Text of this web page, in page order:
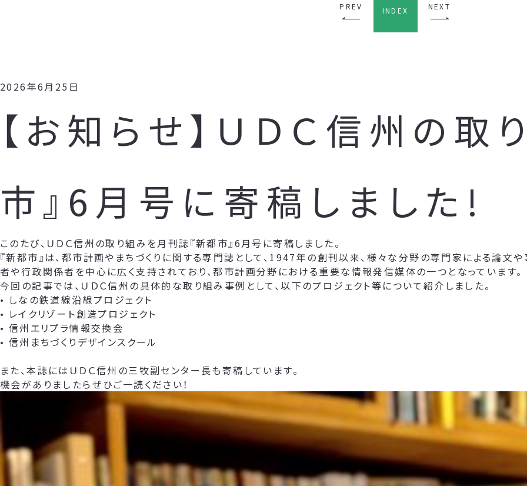
PREV INDEX NEXT
2026年6月25日
【お知らせ】ＵＤＣ信州の取
市』6月号に寄稿しました!
このたび、ＵＤＣ信州の取り組みを月刊誌『新都市』6月号に寄稿しました。
『新都市』は、都市計画やまちづくりに関する専門誌として、1947年の創刊以来、様々な分野の専門家による論
者や行政関係者を中心に広く支持されており、都市計画分野における重要な情報発信媒体の一つとなっています。
今回の記事では、ＵＤＣ信州の具体的な取り組み事例として、以下のプロジェクト等について紹介しました。
• しなの鉄道線沿線プロジェクト
• レイクリゾート創造プロジェクト
• 信州エリプラ情報交換会
• 信州まちづくりデザインスクール
また、本誌にはＵＤＣ信州の三牧副センター長も寄稿しています。
機会がありましたらぜひご一読ください！